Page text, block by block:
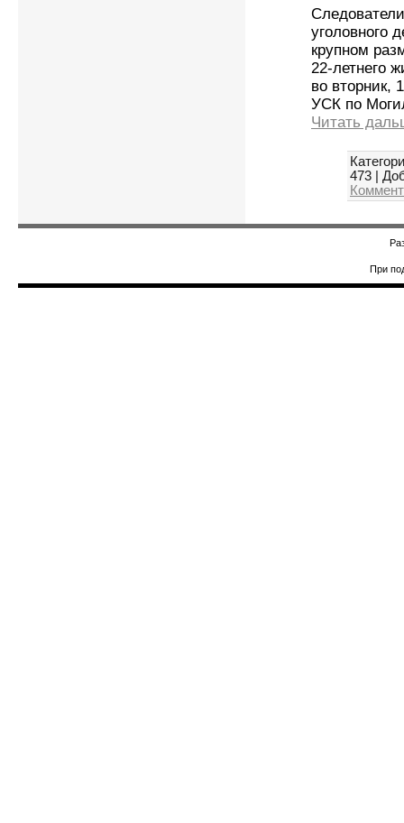
уголовного
крупном
22-летнего
во вторник,
УСК по
Читать
473
При